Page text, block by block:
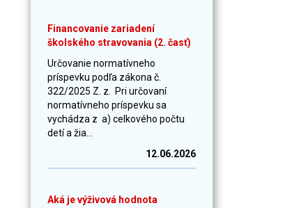
Financovanie zariadení
školského stravovania (2. časť)
Určovanie normatívneho
príspevku podľa zákona č.
322/2025 Z. z. Pri určovaní
normatívneho príspevku sa
vychádza z a) celkového počtu
detí a žia...
12.06.2026
Aká je výživová hodnota